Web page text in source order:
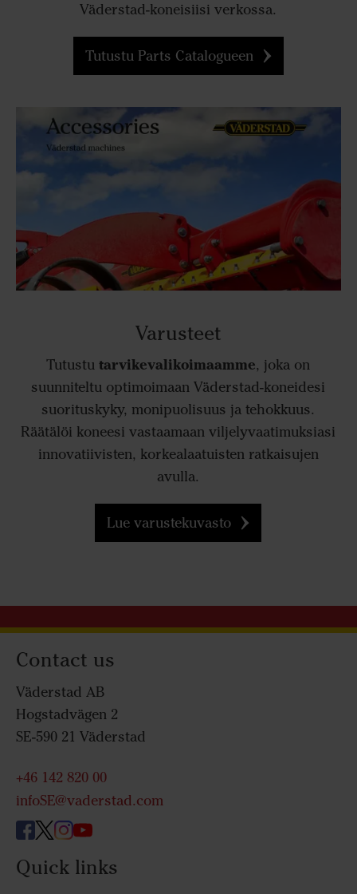
Väderstad-koneisiisi verkossa.
Tutustu Parts Catalogueen
Varusteet
Tutustutarvikevalikoimaamme, joka on
suunniteltu optimoimaan Väderstad-koneidesi
suorituskyky, monipuolisuus ja tehokkuus.
Räätälöi koneesi vastaamaan viljelyvaatimuksiasi
innovatiivisten, korkealaatuisten ratkaisujen
avulla.
Lue varustekuvasto
Contact us
Väderstad AB
Hogstadvägen 2
SE-590 21 Väderstad
+46 142 820 00
infoSE@vaderstad.com
Quick links